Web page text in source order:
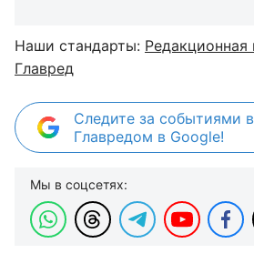
Наши стандарты: Редакционная
Главред
Следите за событиями
Главредом в Google!
Мы в соцсетях: